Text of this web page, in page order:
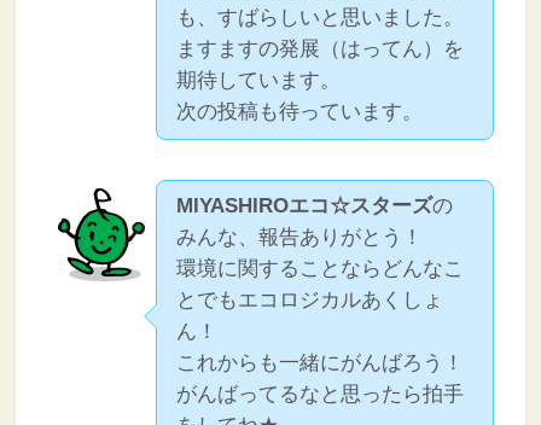
も、すばらしいと思いました。
ますますの発展（はってん）を
期待しています。
次の投稿も待っています。
MIYASHIROエコ☆スターズの
みんな、報告ありがとう！
環境に関することならどんなこ
とでもエコロジカルあくしょ
ん！
これからも一緒にがんばろう！
がんばってるなと思ったら拍手